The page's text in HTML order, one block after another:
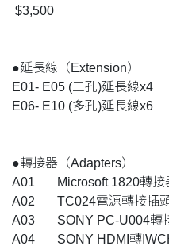
$3,500
●延長線（Extension）
E01- E05 (三孔)延長線x4
E06- E10 (多孔)延長線x6
●轉接器（Adapters）
A01 Microsoft
A02 TC024電源轉接插
A03 SONY PC-
A04 SONY HDMI轉